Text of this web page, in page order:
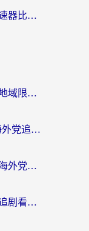
国外玩国服浮生为卿歌用什么加速器比较好？海外党亲测不踩坑指南
在海外听音乐用什么软件？别让地域限制断了你的华语歌单
芒果TV海外地区限制怎么办？海外党追剧看片的实用加速器选择指南
腾讯缓存的视频在国外能看吗？海外党追剧看片的终极解决方案
国外看不了咪咕直播吗？海外党追剧看片的加速器选择指南